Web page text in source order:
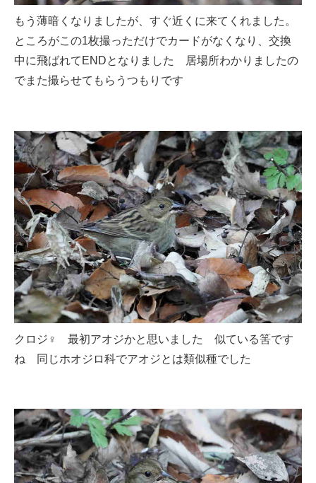
もう薄暗くなりましたが、すぐ近くに来てくれました。
ところがこの1枚撮っただけでカードがなくなり、交換
中に飛ばれてENDとなりました 居場所わかりましたの
でまた撮らせてもらうつもりです
クロジ♀ 最初アオジかと思いました 似ている筈です
ね 同じホオジロ科でアオジとは類似種でした